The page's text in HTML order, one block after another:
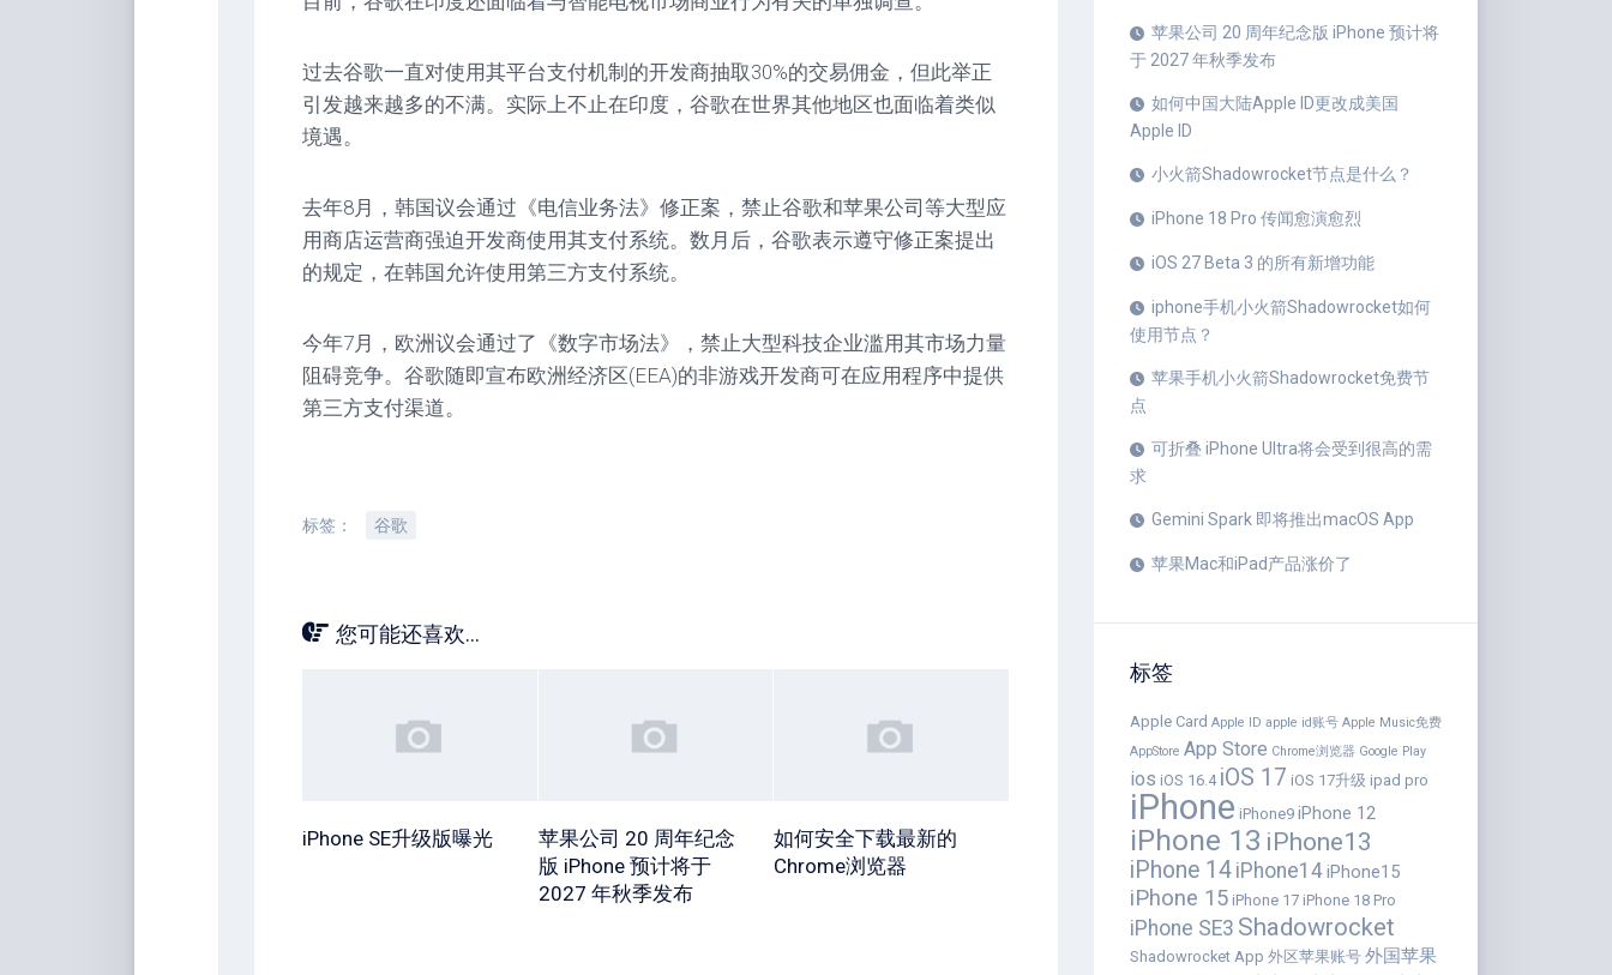
苹果公司 20 周年纪念版 iPhone 预计将
于 2027 年秋季发布
如何中国大陆Apple ID更改成美国
Apple ID
小火箭Shadowrocket节点是什么？
iPhone 18 Pro 传闻愈演愈烈
iOS 27 Beta 3 的所有新增功能
iphone手机小火箭Shadowrocket如何
使用节点？
苹果手机小火箭Shadowrocket免费节
点
可折叠 iPhone Ultra将会受到很高的需
求
Gemini Spark 即将推出macOS App
苹果Mac和iPad产品涨价了
标签
Apple Card Apple ID apple id账号 Apple Music免费
AppStore App Store Chrome浏览器 Google Play
ios iOS 16.4 iOS 17 iOS 17升级 ipad pro
iPhone iPhone9 iPhone 12
iPhone 13 iPhone13
iPhone 14 iPhone14iPhone15
iPhone 15 iPhone 17 iPhone 18 Pro
iPhone SE3 Shadowrocket
Shadowrocket App 外区苹果账号 外国苹果
过去谷歌一直对使用其平台支付机制的开发商抽取30%的交易佣金，但此举正
引发越来越多的不满。实际上不止在印度，谷歌在世界其他地区也面临着类似
境遇。
去年8月，韩国议会通过《电信业务法》修正案，禁止谷歌和苹果公司等大型应
用商店运营商强迫开发商使用其支付系统。数月后，谷歌表示遵守修正案提出
的规定，在韩国允许使用第三方支付系统。
今年7月，欧洲议会通过了《数字市场法》，禁止大型科技企业滥用其市场力量
阻碍竞争。谷歌随即宣布欧洲经济区(EEA)的非游戏开发商可在应用程序中提供
第三方支付渠道。
标签： 谷歌
您可能还喜欢...
iPhone SE升级版曝光
苹果公司 20 周年纪念
版 iPhone 预计将于
2027 年秋季发布
如何安全下载最新的
Chrome浏览器